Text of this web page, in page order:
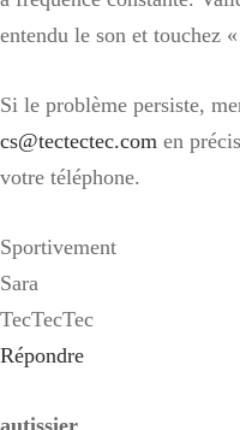
entendu le son et touchez
Si le problème persiste,
cs@tectectec.com en
votre téléphone.
Sportivement
Sara
TecTecTec
Répondre